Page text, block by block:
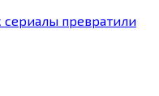
превратили